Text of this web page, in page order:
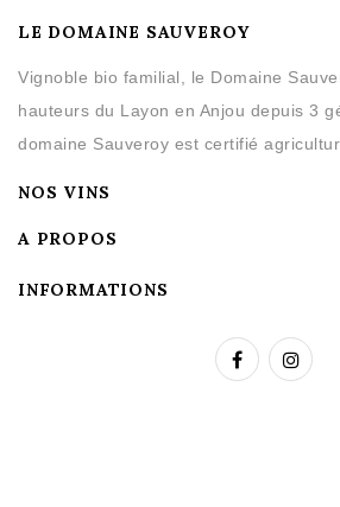
LE DOMAINE SAUVEROY
Vignoble bio familial, le Domaine
hauteurs du Layon en Anjou depuis 3
domaine Sauveroy est certifié
NOS VINS
A PROPOS
INFORMATIONS